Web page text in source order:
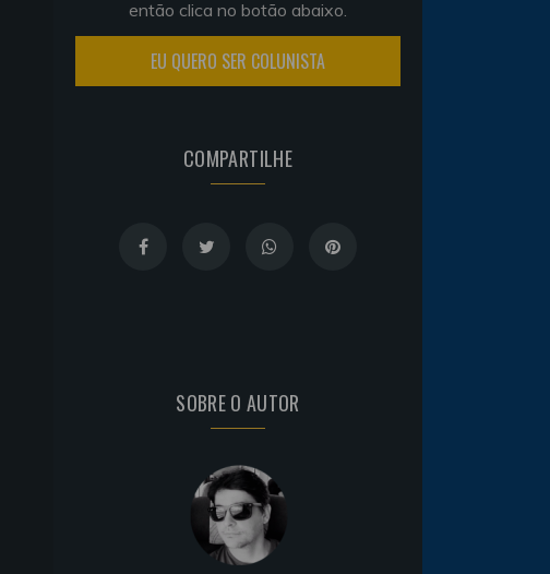
então clica no botão abaixo.
EU QUERO SER COLUNISTA
COMPARTILHE
SOBRE O AUTOR